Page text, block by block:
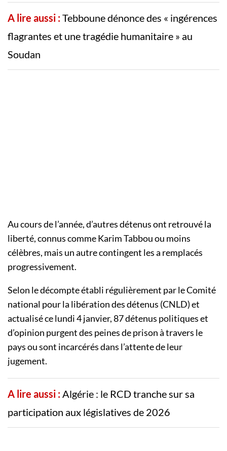
A lire aussi :Tebboune dénonce des « ingérences
flagrantes et une tragédie humanitaire » au
Soudan
Au cours de l’année, d’autres détenus ont retrouvé la
liberté, connus comme Karim Tabbou ou moins
célèbres, mais un autre contingent les a remplacés
progressivement.
Selon le décompte établi régulièrement par le Comité
national pour la libération des détenus (CNLD) et
actualisé ce lundi 4 janvier, 87 détenus politiques et
d’opinion purgent des peines de prison à travers le
pays ou sont incarcérés dans l’attente de leur
jugement.
A lire aussi :Algérie : le RCD tranche sur sa
participation aux législatives de 2026